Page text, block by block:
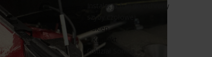
Instalacja folii do ochrony
Sklep
Kontakt
Oddział Sonina